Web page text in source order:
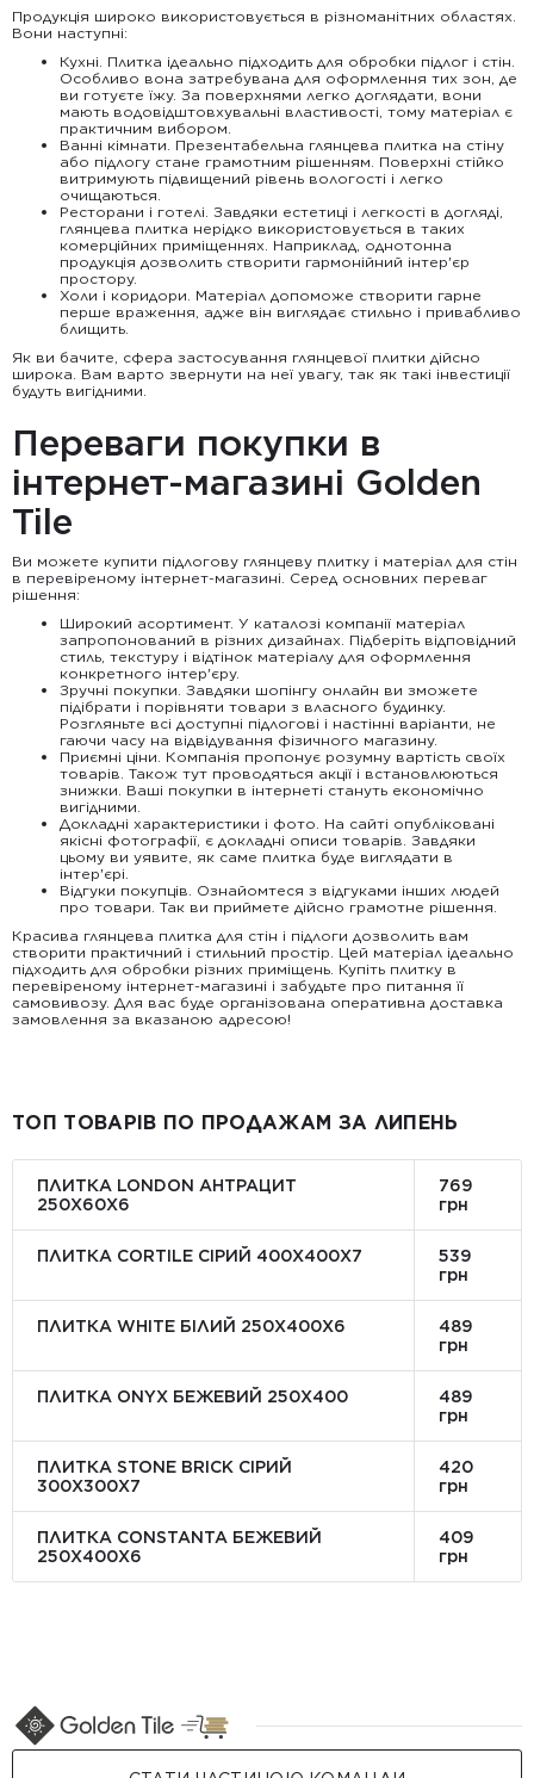
Продукція широко використовується в різноманітних областях.
Вони наступні:
Кухні. Плитка ідеально підходить для обробки підлог і стін.
Особливо вона затребувана для оформлення тих зон, де
ви готуєте їжу. За поверхнями легко доглядати, вони
мають водовідштовхувальні властивості, тому матеріал є
практичним вибором.
Ванні кімнати. Презентабельна глянцева плитка на стіну
або підлогу стане грамотним рішенням. Поверхні стійко
витримують підвищений рівень вологості і легко
очищаються.
Ресторани і готелі. Завдяки естетиці і легкості в догляді,
глянцева плитка нерідко використовується в таких
комерційних приміщеннях. Наприклад, однотонна
продукція дозволить створити гармонійний інтер'єр
простору.
Холи і коридори. Матеріал допоможе створити гарне
перше враження, адже він виглядає стильно і привабливо
блищить.
Як ви бачите, сфера застосування глянцевої плитки дійсно
широка. Вам варто звернути на неї увагу, так як такі інвестиції
будуть вигідними.
Переваги покупки в
інтернет-магазині Golden
Tile
Ви можете купити підлогову глянцеву плитку і матеріал для стін
в перевіреному інтернет-магазині. Серед основних переваг
рішення:
Широкий асортимент. У каталозі компанії матеріал
запропонований в різних дизайнах. Підберіть відповідний
стиль, текстуру і відтінок матеріалу для оформлення
конкретного інтер'єру.
Зручні покупки. Завдяки шопінгу онлайн ви зможете
підібрати і порівняти товари з власного будинку.
Розгляньте всі доступні підлогові і настінні варіанти, не
гаючи часу на відвідування фізичного магазину.
Приємні ціни. Компанія пропонує розумну вартість своїх
товарів. Також тут проводяться акції і встановлюються
знижки. Ваші покупки в інтернеті стануть економічно
вигідними.
Докладні характеристики і фото. На сайті опубліковані
якісні фотографії, є докладні описи товарів. Завдяки
цьому ви уявите, як саме плитка буде виглядати в
інтер'єрі.
Відгуки покупців. Ознайомтеся з відгуками інших людей
про товари. Так ви приймете дійсно грамотне рішення.
Красива глянцева плитка для стін і підлоги дозволить вам
створити практичний і стильний простір. Цей матеріал ідеально
підходить для обробки різних приміщень. Купіть плитку в
перевіреному інтернет-магазині і забудьте про питання її
самовивозу. Для вас буде організована оперативна доставка
замовлення за вказаною адресою!
ТОП ТОВАРІВ ПО ПРОДАЖАМ ЗА ЛИПЕНЬ
ПЛИТКА LONDON АНТРАЦИТ
250Х60Х6
769
грн
ПЛИТКА CORTILE СІРИЙ 400X400X7
539
грн
ПЛИТКА WHITE БІЛИЙ 250Х400Х6
489
грн
ПЛИТКА ONYX БЕЖЕВИЙ 250X400
489
грн
ПЛИТКА STONE BRICK СІРИЙ
300Х300X7
420
грн
ПЛИТКА CONSTANTA БЕЖЕВИЙ
250Х400X6
409
грн